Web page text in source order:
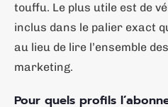
touffu. Le plus utile est de
inclus dans le palier exact
au lieu de lire l’ensemble
marketing.
Pour quels profils